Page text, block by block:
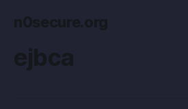
n0secure.org
ejbca